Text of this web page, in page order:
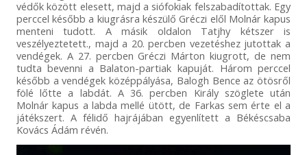
védők között elesett, majd a siófokiak felszabadítottak. Egy
perccel később a kiugrásra készülő Gréczi elől Molnár kapus
menteni tudott. A másik oldalon Tatjhy kétszer is
veszélyeztetett., majd a 20. percben vezetéshez jutottak a
vendégek. A 27. percben Gréczi Márton kiugrott, de nem
tudta bevenni a Balaton-partiak kapuját. Három perccel
később a vendégek középpályása, Balogh Bence az ötösről
fölé lőtte a labdát. A 36. percben Király szöglete után
Molnár kapus a labda mellé ütött, de Farkas sem érte el a
játékszert. A félidő hajrájában egyenlített a Békéscsaba
Kovács Ádám révén.